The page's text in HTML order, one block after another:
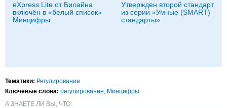
eXpress Lite от Билайна
включён в «белый список»
Минцифры
Утвержден второй стандарт
из серии «Умные (SMART)
стандарты»
Тематики: Регулирование
Ключевые слова: регулирование, Минцифры
А ЗНАЕТЕ ЛИ ВЫ, ЧТО: